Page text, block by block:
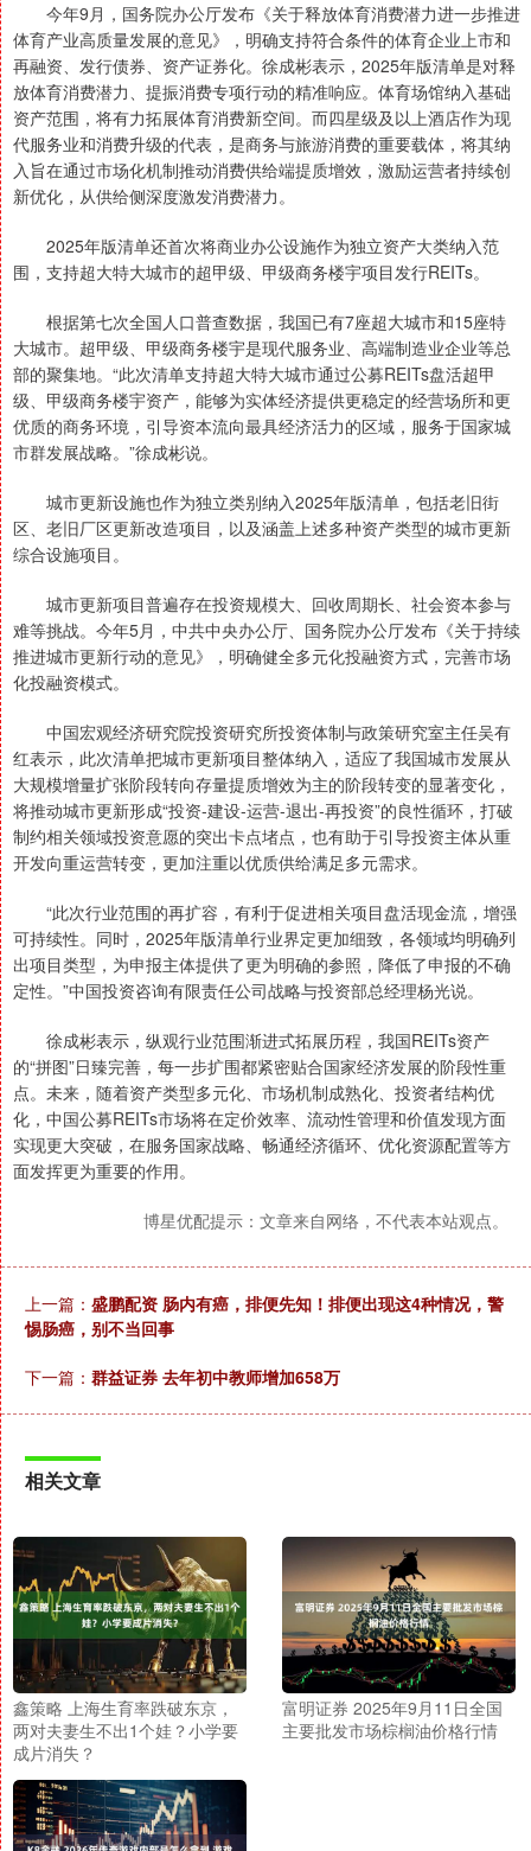
今年9月，国务院办公厅发布《关于释放体育消费潜力进一步推进
体育产业高质量发展的意见》，明确支持符合条件的体育企业上市和
再融资、发行债券、资产证券化。徐成彬表示，2025年版清单是对释
放体育消费潜力、提振消费专项行动的精准响应。体育场馆纳入基础
资产范围，将有力拓展体育消费新空间。而四星级及以上酒店作为现
代服务业和消费升级的代表，是商务与旅游消费的重要载体，将其纳
入旨在通过市场化机制推动消费供给端提质增效，激励运营者持续创
新优化，从供给侧深度激发消费潜力。
2025年版清单还首次将商业办公设施作为独立资产大类纳入范
围，支持超大特大城市的超甲级、甲级商务楼宇项目发行REITs。
根据第七次全国人口普查数据，我国已有7座超大城市和15座特
大城市。超甲级、甲级商务楼宇是现代服务业、高端制造业企业等总
部的聚集地。“此次清单支持超大特大城市通过公募REITs盘活超甲
级、甲级商务楼宇资产，能够为实体经济提供更稳定的经营场所和更
优质的商务环境，引导资本流向最具经济活力的区域，服务于国家城
市群发展战略。”徐成彬说。
城市更新设施也作为独立类别纳入2025年版清单，包括老旧街
区、老旧厂区更新改造项目，以及涵盖上述多种资产类型的城市更新
综合设施项目。
城市更新项目普遍存在投资规模大、回收周期长、社会资本参与
难等挑战。今年5月，中共中央办公厅、国务院办公厅发布《关于持续
推进城市更新行动的意见》，明确健全多元化投融资方式，完善市场
化投融资模式。
中国宏观经济研究院投资研究所投资体制与政策研究室主任吴有
红表示，此次清单把城市更新项目整体纳入，适应了我国城市发展从
大规模增量扩张阶段转向存量提质增效为主的阶段转变的显著变化，
将推动城市更新形成“投资-建设-运营-退出-再投资”的良性循环，打破
制约相关领域投资意愿的突出卡点堵点，也有助于引导投资主体从重
开发向重运营转变，更加注重以优质供给满足多元需求。
“此次行业范围的再扩容，有利于促进相关项目盘活现金流，增强
可持续性。同时，2025年版清单行业界定更加细致，各领域均明确列
出项目类型，为申报主体提供了更为明确的参照，降低了申报的不确
定性。”中国投资咨询有限责任公司战略与投资部总经理杨光说。
徐成彬表示，纵观行业范围渐进式拓展历程，我国REITs资产
的“拼图”日臻完善，每一步扩围都紧密贴合国家经济发展的阶段性重
点。未来，随着资产类型多元化、市场机制成熟化、投资者结构优
化，中国公募REITs市场将在定价效率、流动性管理和价值发现方面
实现更大突破，在服务国家战略、畅通经济循环、优化资源配置等方
面发挥更为重要的作用。
博星优配提示：文章来自网络，不代表本站观点。
上一篇： 盛鹏配资 肠内有癌，排便先知！排便出现这4种情况，警
惕肠癌，别不当回事
下一篇： 群益证券 去年初中教师增加658万
相关文章
鑫策略 上海生育率跌破东京，
两对夫妻生不出1个娃？小学要
成片消失？
富明证券 2025年9月11日全国
主要批发市场棕榈油价格行情